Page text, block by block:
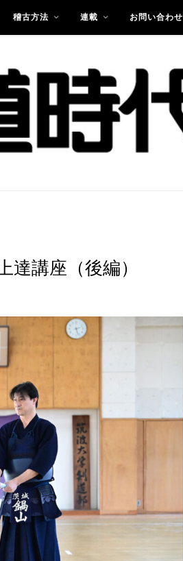
稽古方法 連載 お問い合わせ
講座（後編）